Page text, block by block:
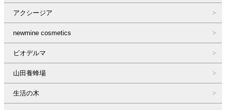
アクシージア
newmine cosmetics
ビオデルマ
山田養蜂場
生活の木